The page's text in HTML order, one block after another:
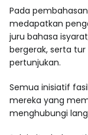
Pada pembahasan
medapatkan
juru bahasa
bergerak, serta
pertunjukan.
Semua inisiatif
mereka yang
menghubungi